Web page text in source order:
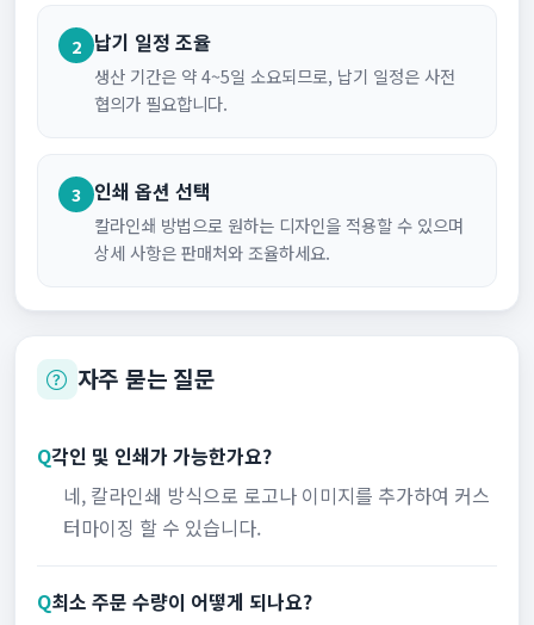
2 납기 일정 조율
생산 기간은 약 4~5일 소요되므로, 납기 일정은 사전
협의가 필요합니다.
3 인쇄 옵션 선택
칼라인쇄 방법으로 원하는 디자인을 적용할 수 있으며
상세 사항은 판매처와 조율하세요.
자주 묻는 질문
Q각인 및 인쇄가 가능한가요?
네, 칼라인쇄 방식으로 로고나 이미지를 추가하여 커스
터마이징 할 수 있습니다.
Q최소 주문 수량이 어떻게 되나요?